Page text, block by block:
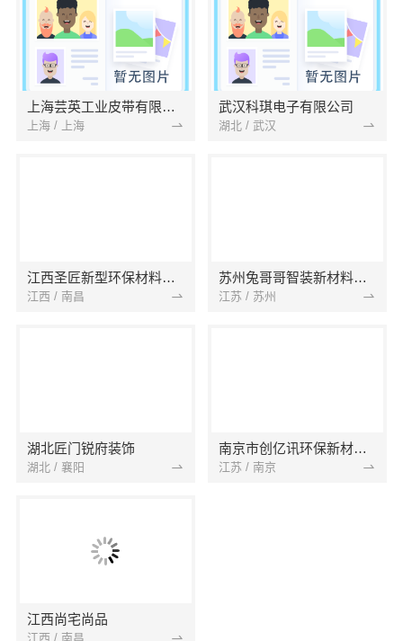
上海芸英工业皮带有限公司
上海 / 上海
武汉科琪电子有限公司
湖北 / 武汉
江西圣匠新型环保材料有限公司
江西 / 南昌
苏州兔哥哥智装新材料有限公司
江苏 / 苏州
湖北匠门锐府装饰
湖北 / 襄阳
南京市创亿讯环保新材料有限公司
江苏 / 南京
江西尚宅尚品
江西 / 南昌